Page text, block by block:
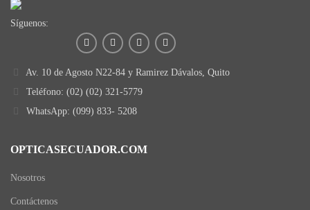
Síguenos:
Av. 10 de Agosto N22-84 y Ramirez Dávalos, Quito
Teléfono: (02) (02) 321-5779
WhatsApp: (099) 833- 5208
OPTICASECUADOR.COM
Nosotros
Contáctenos